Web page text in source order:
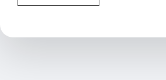
Kitap
Yazılır